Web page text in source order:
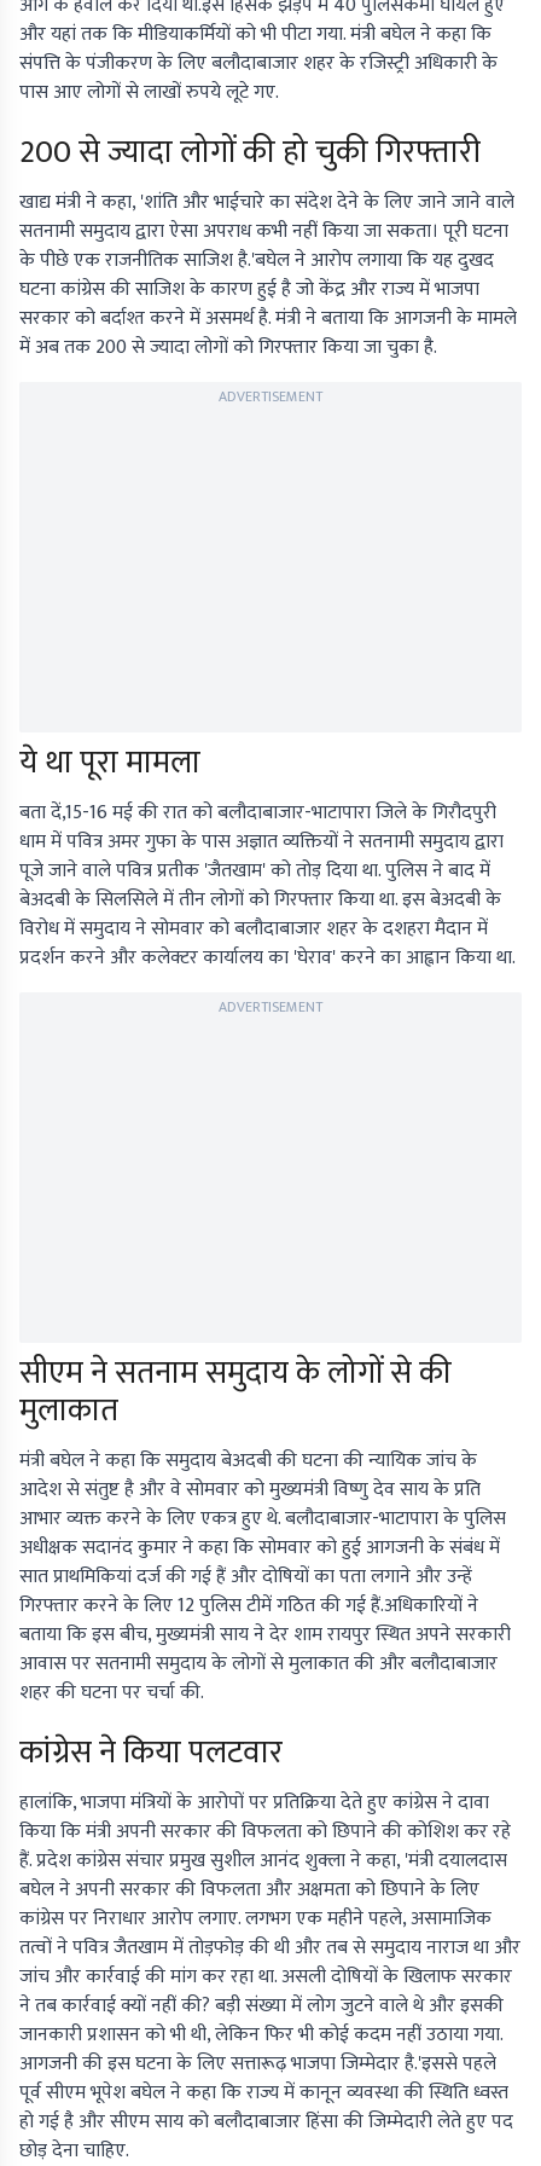
और यहां तक कि मीडियाकर्मियों को भी पीटा गया. मंत्री बघेल ने कहा कि
संपत्ति के पंजीकरण के लिए बलौदाबाजार शहर के रजिस्ट्री अधिकारी के
पास आए लोगों से लाखों रुपये लूटे गए.
200 से ज्यादा लोगों की हो चुकी गिरफ्तारी
खाद्य मंत्री ने कहा, 'शांति और भाईचारे का संदेश देने के लिए जाने जाने वाले
सतनामी समुदाय द्वारा ऐसा अपराध कभी नहीं किया जा सकता। पूरी घटना
के पीछे एक राजनीतिक साजिश है.'बघेल ने आरोप लगाया कि यह दुखद
घटना कांग्रेस की साजिश के कारण हुई है जो केंद्र और राज्य में भाजपा
सरकार को बर्दाश्त करने में असमर्थ है. मंत्री ने बताया कि आगजनी के मामले
में अब तक 200 से ज्यादा लोगों को गिरफ्तार किया जा चुका है.
ADVERTISEMENT
ये था पूरा मामला
बता दें,15-16 मई की रात को बलौदाबाजार-भाटापारा जिले के गिरौदपुरी
धाम में पवित्र अमर गुफा के पास अज्ञात व्यक्तियों ने सतनामी समुदाय द्वारा
पूजे जाने वाले पवित्र प्रतीक 'जैतखाम' को तोड़ दिया था. पुलिस ने बाद में
बेअदबी के सिलसिले में तीन लोगों को गिरफ्तार किया था. इस बेअदबी के
विरोध में समुदाय ने सोमवार को बलौदाबाजार शहर के दशहरा मैदान में
प्रदर्शन करने और कलेक्टर कार्यालय का 'घेराव' करने का आह्वान किया था.
ADVERTISEMENT
सीएम ने सतनाम समुदाय के लोगों से की
मुलाकात
मंत्री बघेल ने कहा कि समुदाय बेअदबी की घटना की न्यायिक जांच के
आदेश से संतुष्ट है और वे सोमवार को मुख्यमंत्री विष्णु देव साय के प्रति
आभार व्यक्त करने के लिए एकत्र हुए थे. बलौदाबाजार-भाटापारा के पुलिस
अधीक्षक सदानंद कुमार ने कहा कि सोमवार को हुई आगजनी के संबंध में
सात प्राथमिकियां दर्ज की गई हैं और दोषियों का पता लगाने और उन्हें
गिरफ्तार करने के लिए 12 पुलिस टीमें गठित की गई हैं.अधिकारियों ने
बताया कि इस बीच, मुख्यमंत्री साय ने देर शाम रायपुर स्थित अपने सरकारी
आवास पर सतनामी समुदाय के लोगों से मुलाकात की और बलौदाबाजार
शहर की घटना पर चर्चा की.
कांग्रेस ने किया पलटवार
हालांकि, भाजपा मंत्रियों के आरोपों पर प्रतिक्रिया देते हुए कांग्रेस ने दावा
किया कि मंत्री अपनी सरकार की विफलता को छिपाने की कोशिश कर रहे
हैं. प्रदेश कांग्रेस संचार प्रमुख सुशील आनंद शुक्ला ने कहा, 'मंत्री दयालदास
बघेल ने अपनी सरकार की विफलता और अक्षमता को छिपाने के लिए
कांग्रेस पर निराधार आरोप लगाए. लगभग एक महीने पहले, असामाजिक
तत्वों ने पवित्र जैतखाम में तोड़फोड़ की थी और तब से समुदाय नाराज था और
जांच और कार्रवाई की मांग कर रहा था. असली दोषियों के खिलाफ सरकार
ने तब कार्रवाई क्यों नहीं की? बड़ी संख्या में लोग जुटने वाले थे और इसकी
जानकारी प्रशासन को भी थी, लेकिन फिर भी कोई कदम नहीं उठाया गया.
आगजनी की इस घटना के लिए सत्तारूढ़ भाजपा जिम्मेदार है.'इससे पहले
पूर्व सीएम भूपेश बघेल ने कहा कि राज्य में कानून व्यवस्था की स्थिति ध्वस्त
हो गई है और सीएम साय को बलौदाबाजार हिंसा की जिम्मेदारी लेते हुए पद
छोड़ देना चाहिए.